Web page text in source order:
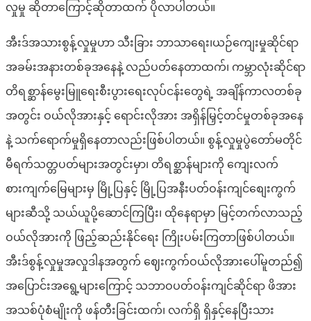
လှုမှု ဆိုတာကြောင့်ဆိုတာထက် ပိုလာပါတယ်။
အီးဒ်အသားစွန့်လှုမှုဟာ သီးခြား ဘာသာရေး၊ယဉ်ကျေးမှုဆိုင်ရာ
အခမ်းအနားတစ်ခုအနေနဲ့ လည်ပတ်နေတာထက်၊ ကမ္ဘာလုံးဆိုင်ရာ
တိရစ္ဆာန်မွေးမြူရေးစီးပွားရေးလုပ်ငန်းတွေရဲ့ အချိန်ကာလတစ်ခု
အတွင်း ဝယ်လိုအားနှင့် ရောင်းလိုအား အရှိန်မြှင့်တင်မှုတစ်ခုအနေ
နဲ့ သက်ရောက်မှုရှိနေတာလည်းဖြစ်ပါတယ်။ စွန့်လှုမှုပွဲတော်မတိုင်
မီရက်သတ္တပတ်များအတွင်းမှာ၊ တိရစ္ဆာန်များကို ကျေးလက်
စားကျက်မြေများမှ မြို့ပြနှင့် မြို့ပြအနီးပတ်ဝန်းကျင်စျေးကွက်
များဆီသို့ သယ်ယူပို့ဆောင်ကြပြီး၊ ထိုနေရာမှာ မြင့်တက်လာသည့်
ဝယ်လိုအားကို ဖြည့်ဆည်းနိုင်ရေး ကြိုးပမ်းကြတာဖြစ်ပါတယ်။
အီးဒ်စွန့်လှုမှုအလှုဒါနအတွက် ဈေးကွက်ဝယ်လိုအားပေါ်မူတည်၍
အပြောင်းအရွေ့များကြောင့် သဘာဝပတ်ဝန်းကျင်ဆိုင်ရာ ဖိအား
အသစ်ပုံစံမျိုးကို ဖန်တီးခြင်းထက်၊ လက်ရှိ ရှိနှင့်နေပြီးသား